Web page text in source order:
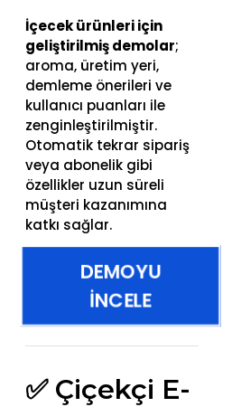
İçecek ürünleri için
geliştirilmiş demolar;
aroma, üretim yeri,
demleme önerileri ve
kullanıcı puanları ile
zenginleştirilmiştir.
Otomatik tekrar sipariş
veya abonelik gibi
özellikler uzun süreli
müşteri kazanımına
katkı sağlar.
DEMOYU
İNCELE
✅ Çiçekçi E-